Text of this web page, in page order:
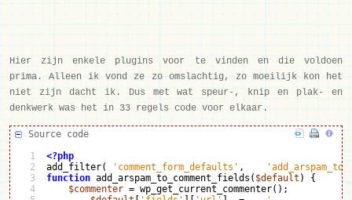
Hier zijn enkele plugins voor te vinden en die voldoen
prima. Alleen ik vond ze zo omslachtig, zo moeilijk kon het
niet zijn dacht ik. Dus met wat speur-, knip en plak- en
denkwerk was het in 33 regels code voor elkaar.
Source code
1
2
3
<?php
add_filter( 'comment_form_defaults' ,
function add_arspam_to_comment_fields ( $default )
{
$commenter = wp_get_current_commenter( ) ;